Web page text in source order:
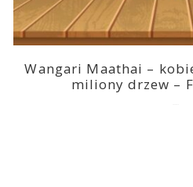
Wangari Maathai –
miliony drzew –